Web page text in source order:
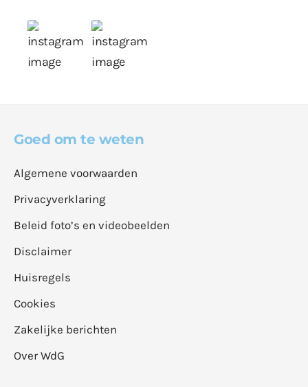
Goed om te weten
Algemene voorwaarden
Privacyverklaring
Beleid foto’s en videobeelden
Disclaimer
Huisregels
Cookies
Zakelijke berichten
Over WdG